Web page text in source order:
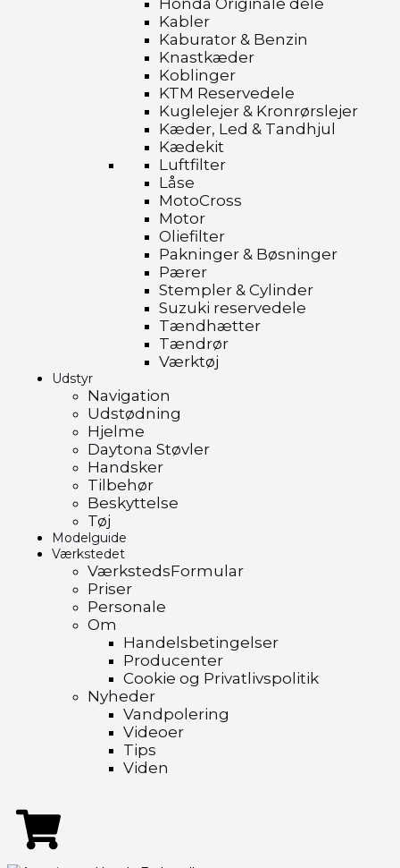
Honda Originale dele
Kabler
Kaburator & Benzin
Knastkæder
Koblinger
KTM Reservedele
Kuglelejer & Kronrørslejer
Kæder, Led & Tandhjul
Kædekit
Luftfilter
Låse
MotoCross
Motor
Oliefilter
Pakninger & Bøsninger
Pærer
Stempler & Cylinder
Suzuki reservedele
Tændhætter
Tændrør
Værktøj
Udstyr
Navigation
Udstødning
Hjelme
Daytona Støvler
Handsker
Tilbehør
Beskyttelse
Tøj
Modelguide
Værkstedet
VærkstedsFormular
Priser
Personale
Om
Handelsbetingelser
Producenter
Cookie og Privatlivspolitik
Nyheder
Vandpolering
Videoer
Tips
Viden